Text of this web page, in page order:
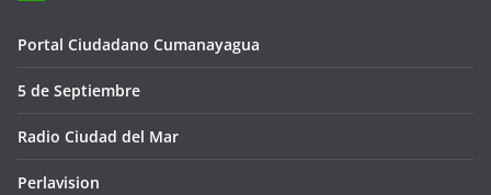
Portal Ciudadano Cumanayagua
5 de Septiembre
Radio Ciudad del Mar
Perlavision